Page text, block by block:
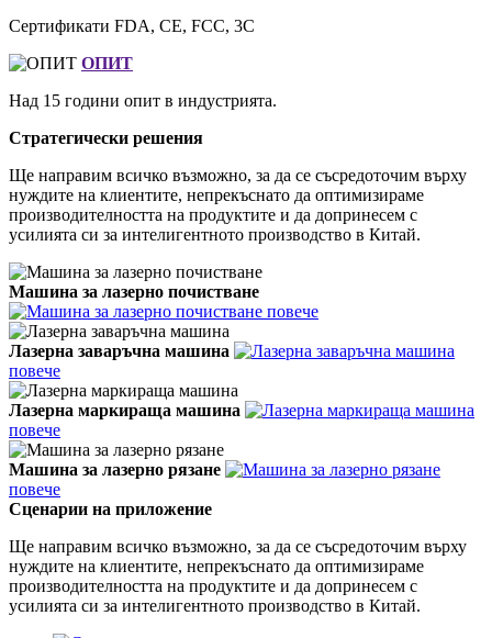
Сертификати FDA, CE, FCC, 3C
ОПИТ
Над 15 години опит в индустрията.
Стратегически решения
Ще направим всичко възможно, за да се съсредоточим върху
нуждите на клиентите, непрекъснато да оптимизираме
производителността на продуктите и да допринесем с
усилията си за интелигентното производство в Китай.
Машина за лазерно почистване
повече
Лазерна заваръчна машина
повече
Лазерна маркираща машина
повече
Машина за лазерно рязане
повече
Сценарии на приложение
Ще направим всичко възможно, за да се съсредоточим върху
нуждите на клиентите, непрекъснато да оптимизираме
производителността на продуктите и да допринесем с
усилията си за интелигентното производство в Китай.